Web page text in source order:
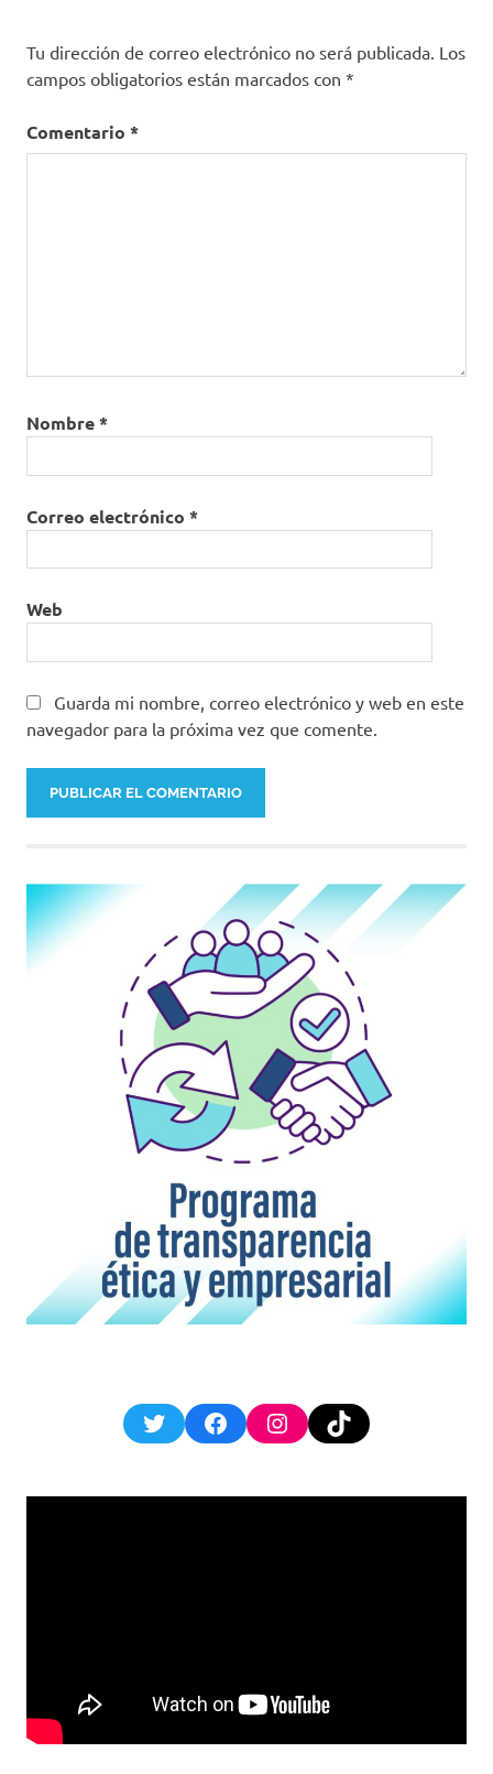
Tu dirección de correo electrónico no será publicada. Los
campos obligatorios están marcados con *
Comentario *
Nombre*
Correo electrónico *
Web
Guarda mi nombre, correo electrónico y web en este
navegador para la próxima vez que comente.
TwitterFacebookInstagram
TikTok